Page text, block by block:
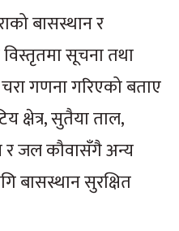
बासस्थान र
सूचना तथा
गणना गरिएको बताए
क्षेत्र, सुतैया ताल,
र जल कौवासँगै अन्य
बासस्थान सुरक्षित